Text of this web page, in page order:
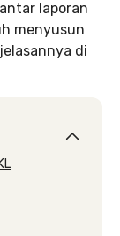
laporan
menyusun
di